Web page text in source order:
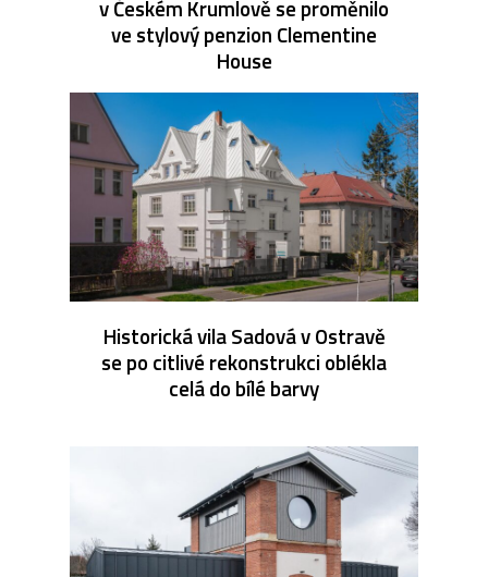
v Českém Krumlově se proměnilo
ve stylový penzion Clementine
House
Historická vila Sadová v Ostravě
se po citlivé rekonstrukci oblékla
celá do bílé barvy